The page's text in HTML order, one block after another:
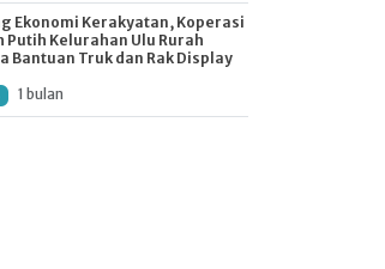
Ekonomi Kerakyatan, Koperasi
Putih Kelurahan Ulu Rurah
Bantuan Truk dan Rak Display
1 bulan